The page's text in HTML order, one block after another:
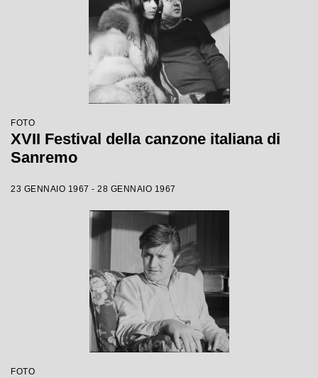
FOTO
XVII Festival della canzone italiana di
Sanremo
23 GENNAIO 1967 - 28 GENNAIO 1967
FOTO